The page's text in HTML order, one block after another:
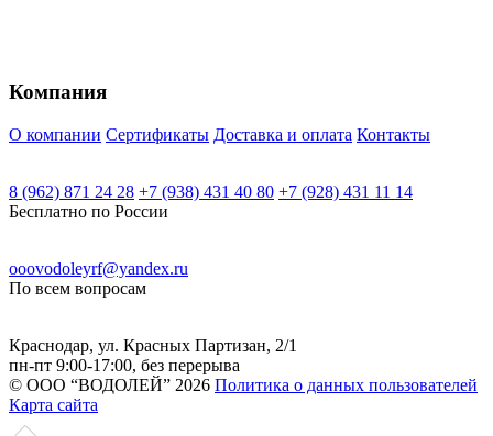
Компания
О компании Сертификаты Доставка и оплата Контакты
8 (962) 871 24 28 +7 (938) 431 40 80 +7 (928) 431 11 14
Бесплатно по России
ooovodoleyrf@yandex.ru
По всем вопросам
Краснодар, ул. Красных Партизан, 2/1
пн-пт 9:00-17:00, без перерыва
© ООО “ВОДОЛЕЙ” 2026 Политика о данных пользователей
Карта сайта